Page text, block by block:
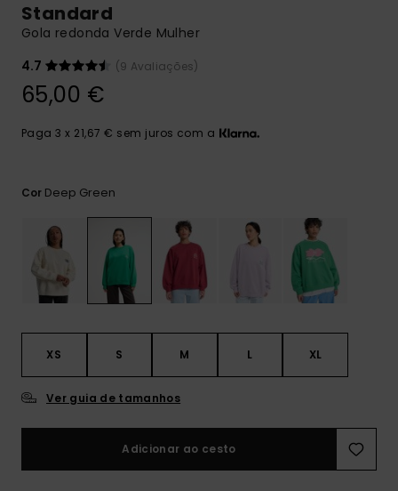
respostas
para as
frequentes e o
nosso
as FAQ
Standard
Gola redonda Verde Mulher
4.7
(9 Avaliações)
65,00 €
Paga 3 x 21,67 € sem juros com a
Cor Deep Green
XS S M L XL
Ver guia de tamanhos
Adicionar ao cesto